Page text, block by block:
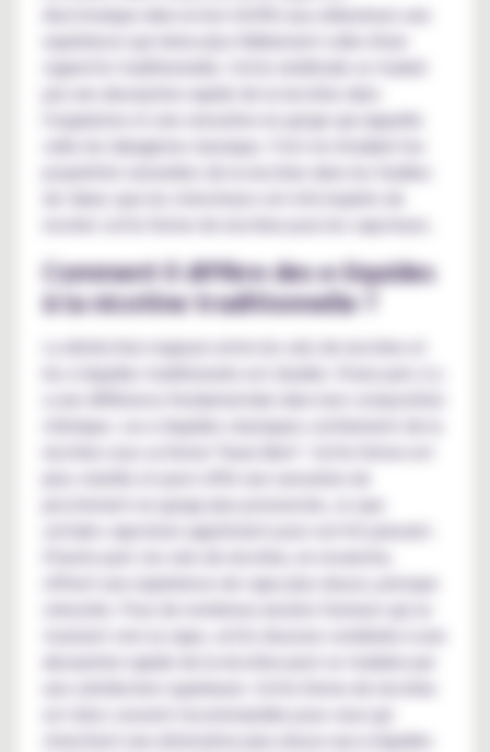
électronique dans le but d'offrir aux utilisateurs une
expérience qui mime plus fidèlement celle d'une
cigarette traditionnelle. Cette similitude se traduit
par une absorption rapide de la nicotine dans
l'organisme et une sensation en gorge qui rappelle
celle du tabagisme classique. C'est en étudiant les
de tabac que les chercheurs ont été inspirés de
recréer cette forme de nicotine pour les vapoteurs.
Comment il diffère des e-liquides
à la nicotine traditionnelle ?
La distinction majeure entre les sels de nicotine et
les e-liquides traditionnels est double. D'une part, il y
chimique. Les e-liquides classiques contiennent de la
picotement en gorge plus prononcée, ce que
certains vapoteurs apprécient pour son hit puissant.
offrent une expérience de vape plus douce, presque
tournent vers la vape, cette douceur combinée à une
absorption rapide de la nicotine peut se traduire par
une satisfaction supérieure. Cette forme de nicotine
est donc souvent recommandée pour ceux qui
cherchent une alternative plus douce aux e-liquides